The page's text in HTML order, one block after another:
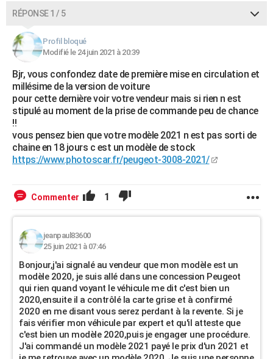
FORUM
Bricolage
Lifestyle
Culture
Sport
Auto
Television
Voyage
Cinema
RÉPONSE 1 / 5
Profil bloqué
Modifié le 24 juin 2021 à 20:39
Bjr, vous confondez date de première mise en circulation et
millésime de la version de voiture
pour cette dernière voir votre vendeur mais si rien n est
stipulé au moment de la prise de commande peu de chance
!!
vous pensez bien que votre modèle 2021 n est pas sorti de
chaine en 18 jours c est un modèle de stock
https://www.photoscar.fr/peugeot-3008-2021/
Commenter 1
jeanpaul83600
25 juin 2021 à 07:46
Bonjour,j'ai signalé au vendeur que mon modèle est un
modèle 2020, je suis allé dans une concession Peugeot
qui rien quand voyant le véhicule me dit c'est bien un
2020,ensuite il a contrôlé la carte grise et à confirmé
2020 en me disant vous serez perdant à la revente. Si je
fais vérifier mon véhicule par expert et qu'il atteste que
c'est bien un modèle 2020,puis je engager une procédure.
J'ai commandé un modèle 2021 payé le prix d'un 2021 et